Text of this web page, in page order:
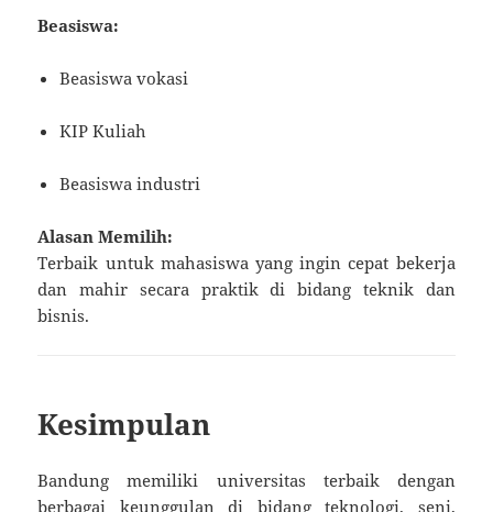
Beasiswa:
Beasiswa vokasi
KIP Kuliah
Beasiswa industri
Alasan Memilih:
Terbaik untuk mahasiswa yang ingin cepat bekerja
dan mahir secara praktik di bidang teknik dan
bisnis.
Kesimpulan
Bandung memiliki universitas terbaik dengan
berbagai keunggulan di bidang teknologi, seni,